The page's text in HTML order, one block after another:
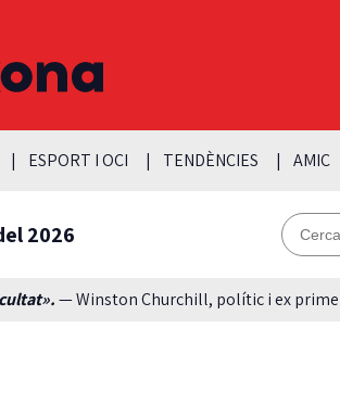
ESPORT I OCI TENDÈNCIES AMIC
2026
— Winston Churchill, polític i ex